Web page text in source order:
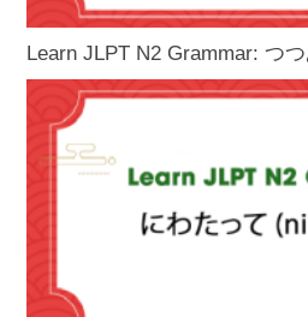
Learn JLPT N2 Grammar: つ